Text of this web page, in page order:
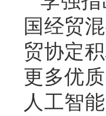
国经贸
贸协定
更多优
人工智